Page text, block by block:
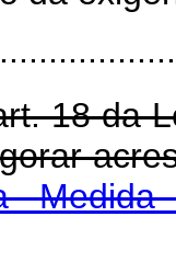
18 da